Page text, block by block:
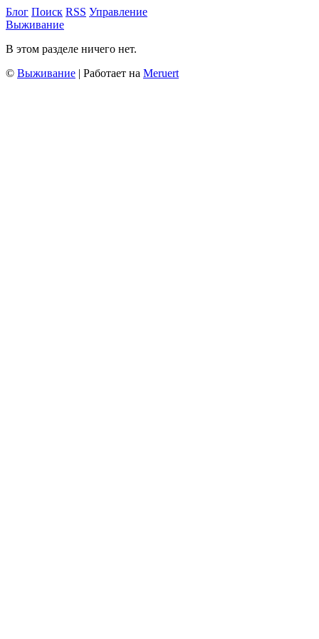
Блог Поиск RSS Управление
Выживание
В этом разделе ничего нет.
© Выживание | Работает на Meruert